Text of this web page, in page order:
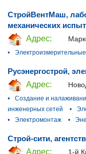
СтройВентМаш,
механических
Адрес:
•
Электроизмерительные
Русэнергострой,
Адрес:
•
Создание и
инженерных сетей
•
•
Электромонтаж •
Строй-сити,
Адрес:
1-й